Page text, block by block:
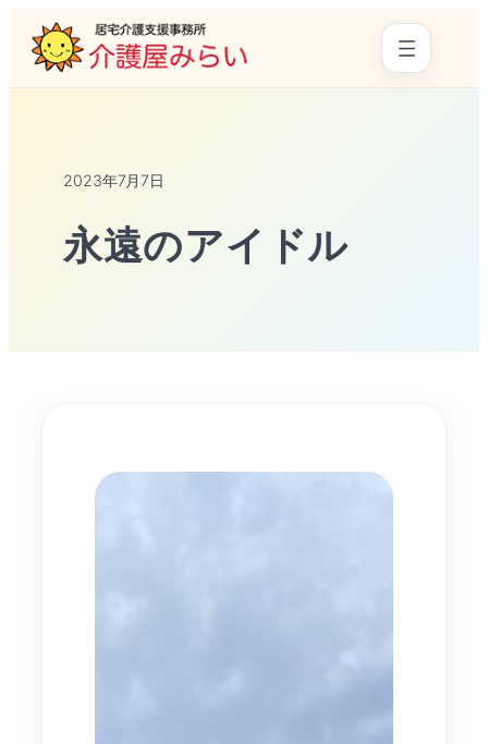
2023年7月7日
永遠のアイドル